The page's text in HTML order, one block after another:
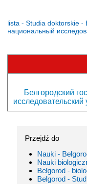
lista - Studia doktorskie -
национальный
Белгородский
Przejdź do
Nauki -
Nauki
Belgorod -
Belgorod -